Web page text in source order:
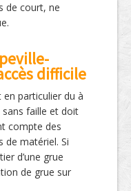
de court, ne
difficile
en particulier du à
sans faille et doit
compte des
de matériel. Si
d’une grue
de grue sur